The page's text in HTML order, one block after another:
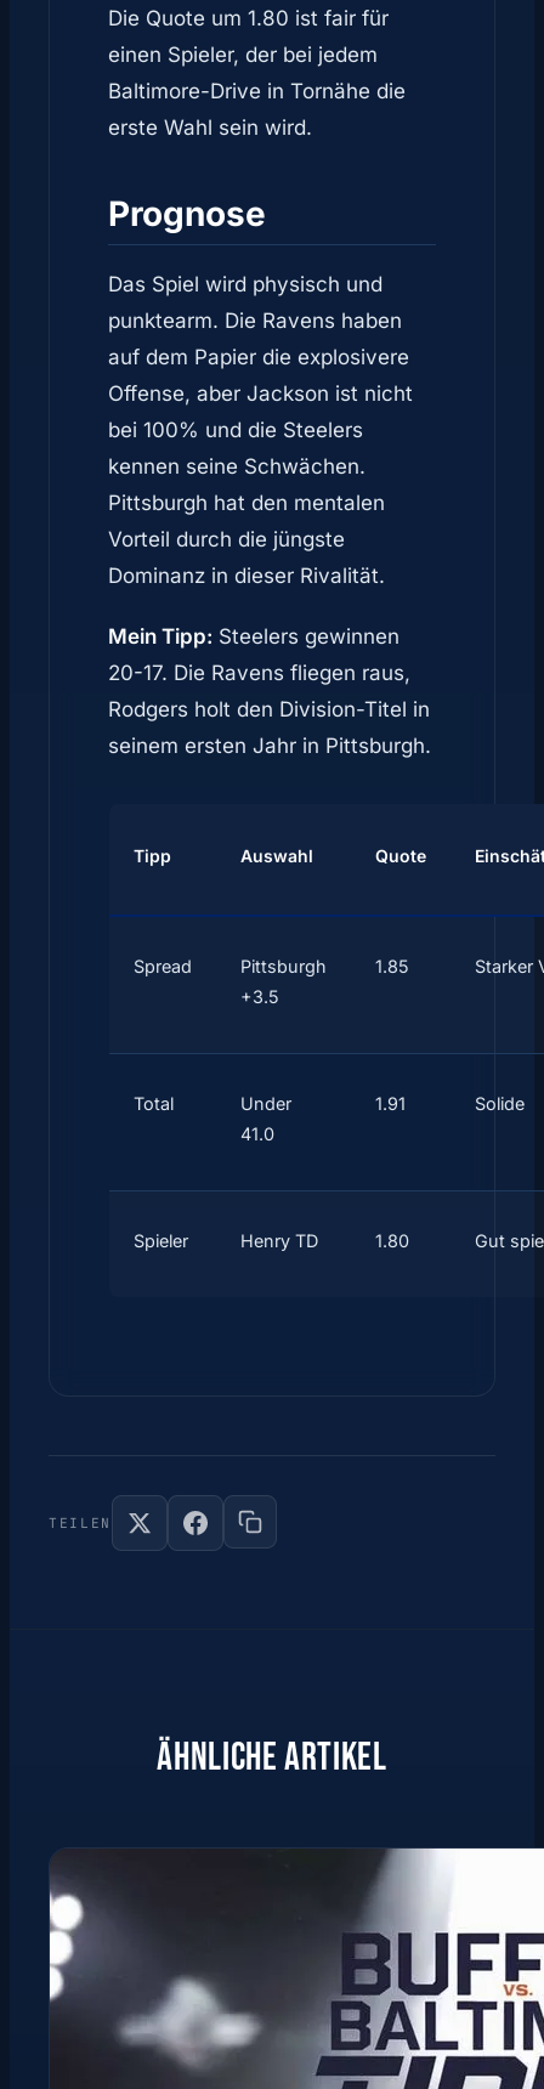
Die Quote um 1.80 ist fair für
einen Spieler, der bei jedem
Baltimore-Drive in Tornähe die
erste Wahl sein wird.
Prognose
Das Spiel wird physisch und
punktearm. Die Ravens haben
auf dem Papier die explosivere
Offense, aber Jackson ist nicht
bei 100% und die Steelers
kennen seine Schwächen.
Pittsburgh hat den mentalen
Vorteil durch die jüngste
Dominanz in dieser Rivalität.
Mein Tipp: Steelers gewinnen
20-17. Die Ravens fliegen raus,
Rodgers holt den Division-Titel in
seinem ersten Jahr in Pittsburgh.
Tipp Auswahl Quote
Spread
Pittsburgh
+3.5
1.85 Starker
Total
Under
41.0
1.91 Solide
Spieler Henry TD 1.80 Gut
TEILEN
ÄHNLICHE ARTIKEL